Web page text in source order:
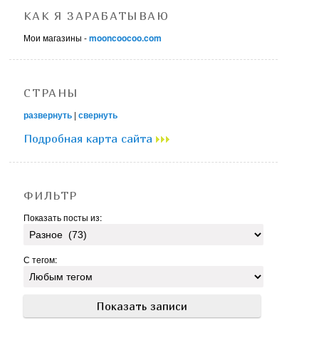
КАК Я ЗАРАБАТЫВАЮ
Мои магазины -mooncoocoo.com
СТРАНЫ
развернуть |свернуть
Подробная карта сайта
ФИЛЬТР
Показать посты из:
С тегом: